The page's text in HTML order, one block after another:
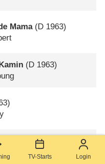
TV-Starts Login
Mama(D 1963)
(D 1963)
lassen(